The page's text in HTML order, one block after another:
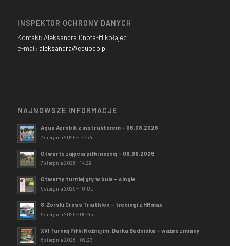
INSPEKTOR OCHRONY DANYCH
Kontakt: Aleksandra Cnota-Mikołajec
e-mail: aleksandra@eduodo.pl
NAJNOWSZE INFORMACJE
Aqua Aerobik z instruktorem – 06.08.2026
7 sierpnia 2026 - 14:34
Otwarte zajęcia piłki nożnej – 06.08.2026
7 sierpnia 2026 - 14:29
Otwarty turniej gry w bule – single
6 sierpnia 2026 - 10:00
8. Żorski Cross Triathlon – treningi z HRmax
6 sierpnia 2026 - 09:45
XVI Turniej Piłki Nożnej im. Darka Budnioka – ważne zmiany
6 sierpnia 2026 - 09:23